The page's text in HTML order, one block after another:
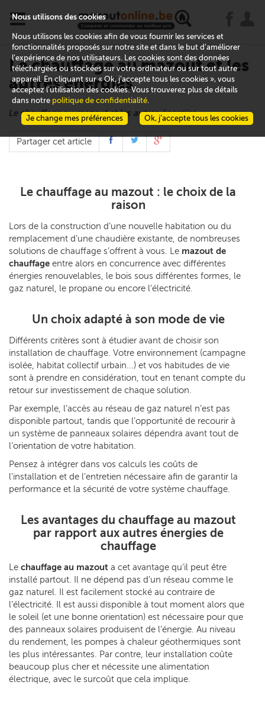
x
Le chauffage au mazout et les
autres énergies
Le chauffage au mazout et les autres énergies
Partager cet article
Le chauffage au mazout : le choix de la
raison
Lors de la construction d’une nouvelle habitation ou du
remplacement d’une chaudière existante, de nombreuses
solutions de chauffage s’offrent à vous. Le mazout de
chauffage entre alors en concurrence avec différentes
énergies renouvelables, le bois sous différentes formes, le
gaz naturel, le propane ou encore l’électricité.
Un choix adapté à son mode de vie
Différents critères sont à étudier avant de choisir son
installation de chauffage. Votre environnement (campagne
isolée, habitat collectif urbain...) et vos habitudes de vie
sont à prendre en considération, tout en tenant compte du
retour sur investissement de chaque solution.
Par exemple, l’accès au réseau de gaz naturel n’est pas
disponible partout, tandis que l’opportunité de recourir à
un système de panneaux solaires dépendra avant tout de
l’orientation de votre habitation.
Pensez à intégrer dans vos calculs les coûts de
l'installation et de l'entretien nécessaire afin de garantir la
performance et la sécurité de votre système chauffage.
Les avantages du chauffage au mazout
par rapport aux autres énergies de
chauffage
Le chauffage au mazout a cet avantage qu’il peut être
installé partout. Il ne dépend pas d’un réseau comme le
gaz naturel. Il est facilement stocké au contraire de
l’électricité. Il est aussi disponible à tout moment alors que
le soleil (et une bonne orientation) est nécessaire pour que
des panneaux solaires produisent de l’énergie. Au niveau
du rendement, les pompes à chaleur géothermiques sont
les plus intéressantes. Par contre, leur installation coûte
beaucoup plus cher et nécessite une alimentation
électrique, avec le surcoût que cela implique.
Nous utilisons des cookies
Nous utilisons les cookies afin de vous fournir les services et
fonctionnalités proposés sur notre site et dans le but d’améliorer
l’expérience de nos utilisateurs. Les cookies sont des données
téléchargées ou stockées sur votre ordinateur ou sur tout autre
appareil. En cliquant sur « Ok, j’accepte tous les cookies », vous
acceptez l’utilisation des cookies. Vous trouverez plus de détails
dans notre politique de confidentialité.
Ok, j’accepte tous les cookies
Je change mes préférences